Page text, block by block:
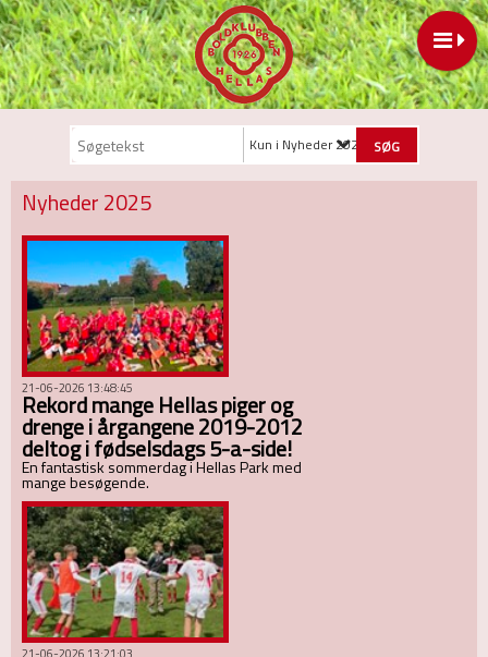
Kun i Nyheder 2025
Nyheder 2025
21-06-2026 13:48:45
Rekord mange Hellas piger og
drenge i årgangene 2019-2012
deltog i fødselsdags 5-a-side!
En fantastisk sommerdag i Hellas Park med
mange besøgende.